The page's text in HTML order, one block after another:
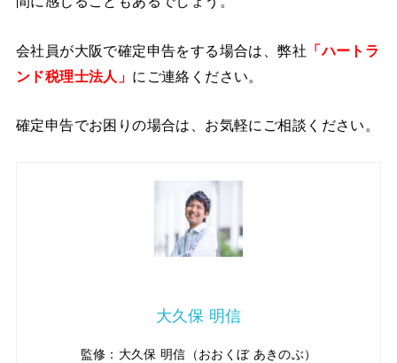
会社員が大阪で確定申告をする場合は、弊社 「ハートラ
ンド税理士法人」 にご連絡ください。
確定申告でお困りの場合は、お気軽にご相談ください。
大久保 明信
監修：大久保 明信（おおくぼ あきのぶ）